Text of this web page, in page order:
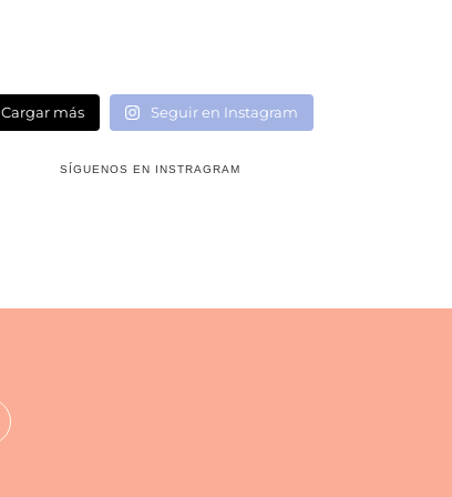
Cargar más Seguir en Instagram
SÍGUENOS EN INSTRAGRAM